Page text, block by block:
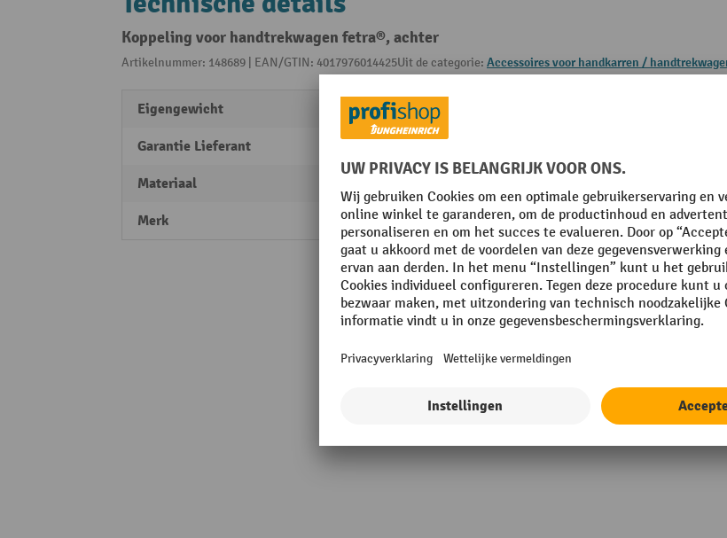
Koppeling voor handtrekwagen fetra®, achter
Artikelnummer: 148689 | EAN/GTIN: 4017976014425Uit de categorie: Accessoires voor handkarren /
Eigengewicht 10 kg
Garantie Lieferant
Materiaal
Merk fetra®